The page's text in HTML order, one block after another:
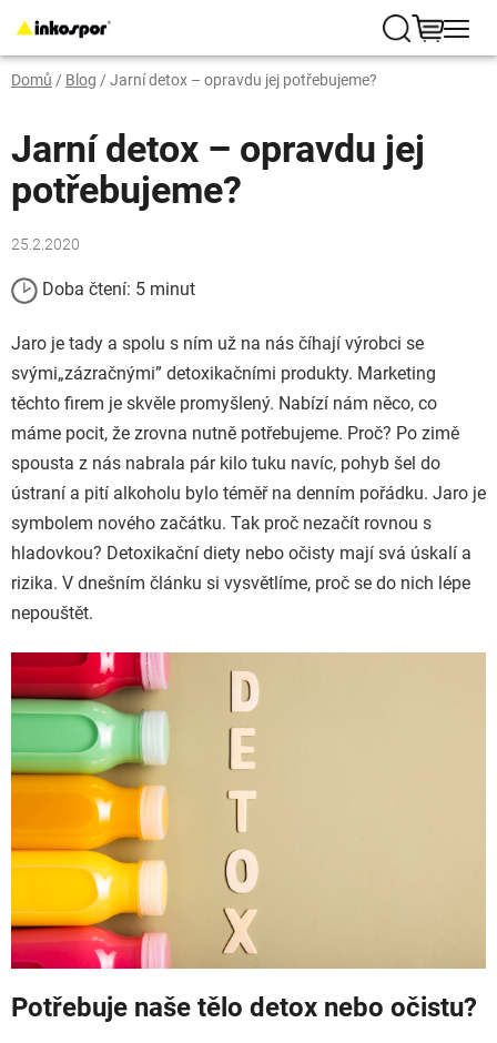
na
obsah
Hledat
Domů / Blog / Jarní detox – opravdu jej potřebujeme?
Jarní detox – opravdu jej
potřebujeme?
25.2.2020
Doba čtení: 5 minut
Jaro je tady a spolu s ním už na nás číhají výrobci se
svými„zázračnými” detoxikačními produkty. Marketing
těchto firem je skvěle promyšlený. Nabízí nám něco, co
máme pocit, že zrovna nutně potřebujeme. Proč? Po zimě
spousta z nás nabrala pár kilo tuku navíc, pohyb šel do
ústraní a pití alkoholu bylo téměř na denním pořádku. Jaro je
symbolem nového začátku. Tak proč nezačít rovnou s
hladovkou? Detoxikační diety nebo očisty mají svá úskalí a
rizika. V dnešním článku si vysvětlíme, proč se do nich lépe
nepouštět.
Potřebuje naše tělo detox nebo očistu?